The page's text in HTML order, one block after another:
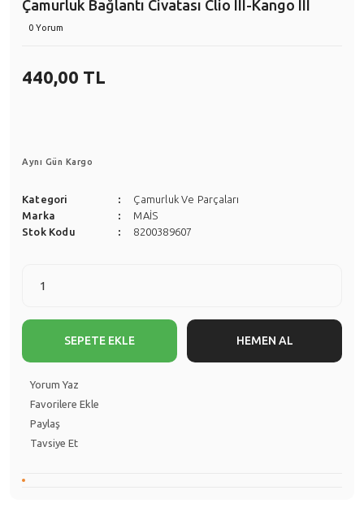
Çamurluk Bağlantı Civatası Clio III-Kango III
0 Yorum
440,00 TL
Aynı Gün Kargo
Kategori
Çamurluk Ve Parçaları
Marka
MAİS
Stok Kodu
8200389607
SEPETE EKLE HEMEN AL
Yorum Yaz
Paylaş
Tavsiye Et